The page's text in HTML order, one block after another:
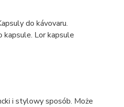
do kávovaru.
Lor kapsule
i stylowy sposób. Może